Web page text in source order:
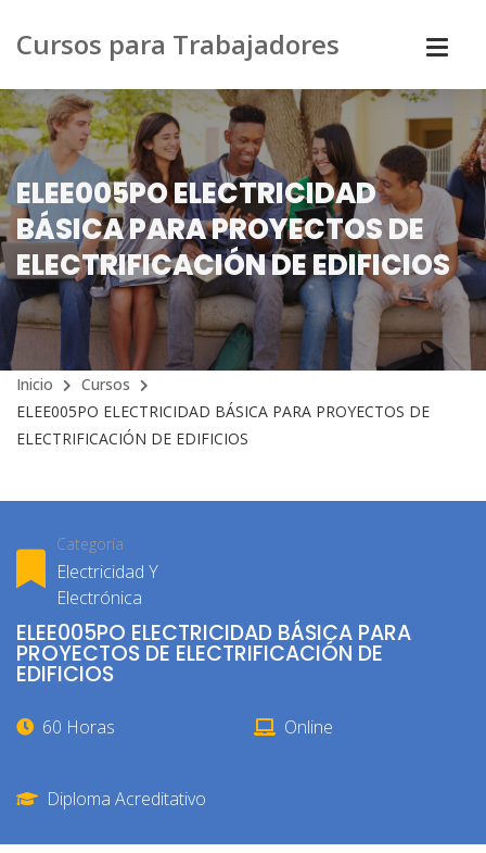
Cursos para Trabajadores
ELEE005PO ELECTRICIDAD
BÁSICA PARA PROYECTOS DE
ELECTRIFICACIÓN DE EDIFICIOS
Inicio
Cursos
ELEE005PO ELECTRICIDAD BÁSICA PARA PROYECTOS DE
ELECTRIFICACIÓN DE EDIFICIOS
Categoría
Electricidad Y
Electrónica
ELEE005PO ELECTRICIDAD BÁSICA PARA
PROYECTOS DE ELECTRIFICACIÓN DE
EDIFICIOS
60 Horas Online
Diploma Acreditativo